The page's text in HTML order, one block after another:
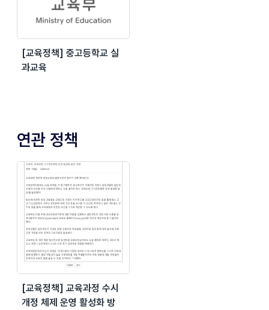
[교육정책] 중고등학교 실
과교육
연관 정책
[교육정책] 교육과정 수시
개정 체제 운영 활성화 방